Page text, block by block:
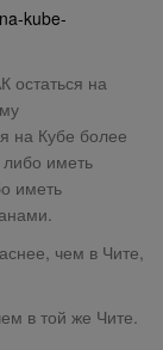
kube-
остаться на
на Кубе более
иметь
иметь
чем в Чите,
в той же Чите.